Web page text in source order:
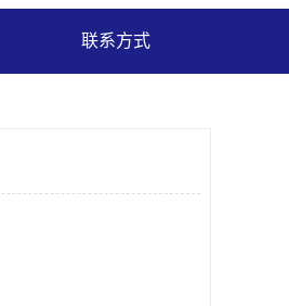
联系方式